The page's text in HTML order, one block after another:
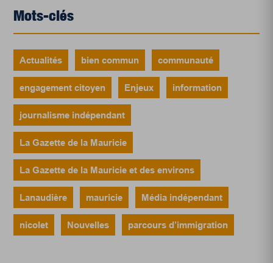
Mots-clés
Actualités bien commun communauté
engagement citoyen Enjeux information
journalisme indépendant
La Gazette de la Mauricie
La Gazette de la Mauricie et des environs
Lanaudière mauricie Média indépendant
nicolet Nouvelles parcours d’immigration